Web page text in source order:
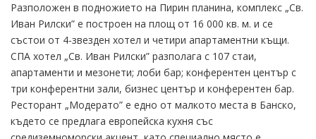
Разположен в подножието на Пирин планина, комплекс „Св.
Иван Рилски” е построен на площ от 16 000 кв. м. и се
състои от 4-звезден хотел и четири апартаментни къщи.
СПА хотел „Св. Иван Рилски” разполага с 107 стаи,
апартаменти и мезонети; лоби бар; конферентен център с
три конферентни зали, бизнес център и конферентен бар.
Ресторант „Модерато” е едно от малкото места в Банско,
където се предлага европейска кухня със